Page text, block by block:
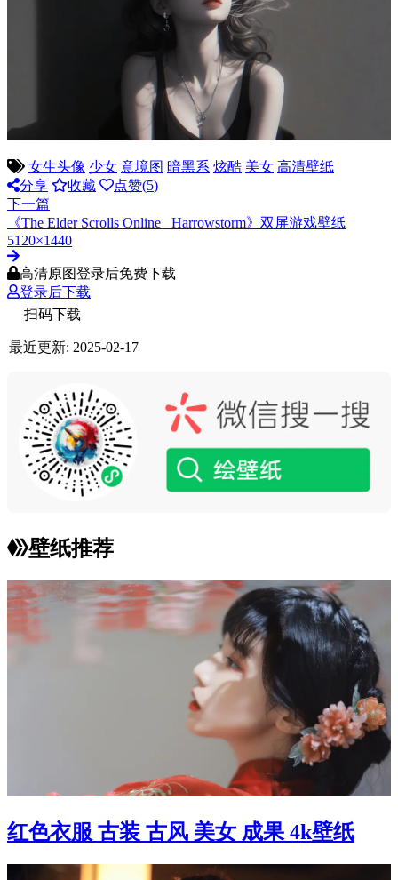
女生头像 少女 意境图 暗黑系 炫酷 美女 高清壁纸
分享
收藏 点赞(5)
下一篇
《The Elder Scrolls Online_ Harrowstorm》双屏游戏壁纸
5120×1440
高清原图登录后免费下载
登录后下载
扫码下载
最近更新: 2025-02-17
壁纸推荐
红色衣服 古装 古风 美女 成果 4k壁纸